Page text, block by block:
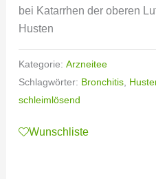
bei Katarrhen der oberen
Husten
Kategorie: Arzneitee
Schlagwörter: Bronchitis,
schleimlösend
Wunschliste